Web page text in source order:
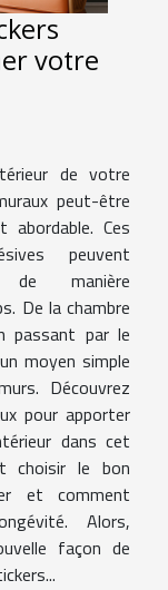
votre
de votre
peut-être
Ces
peuvent
de manière
De la chambre
passant par le
moyen simple
Découvrez
pour apporter
dans cet
choisir le bon
et comment
Alors,
façon de